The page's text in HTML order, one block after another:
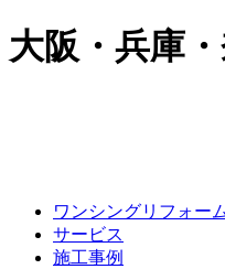
大阪・兵庫
ワンシングリフォー
サービス
施工事例